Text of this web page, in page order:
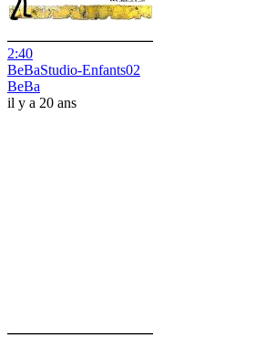
2:40
BeBaStudio-Enfants02
BeBa
il y a 20 ans